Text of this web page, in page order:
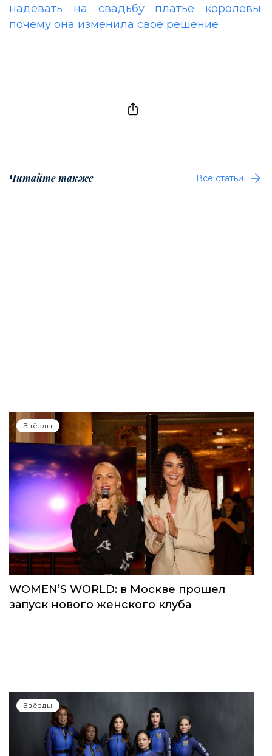
надевать на свадьбу платье королевы:
почему она изменила свое решение
Читайте также Все статьи
Звёзды
WOMEN’S WORLD: в Москве прошел
запуск нового женского клуба
Звёзды